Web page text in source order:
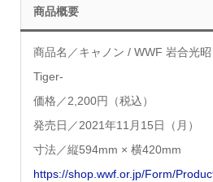
商品概要
商品名 ／キャノン / WWF 岩合光
Tiger-
価格／2,200円（税込）
発売日 ／2021年11月15日（月）
寸法／縦594mm × 横420mm
https://shop.wwf.or.jp/Form/